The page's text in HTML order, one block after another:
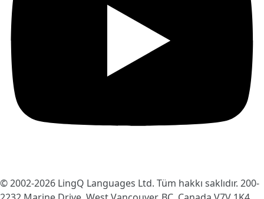
© 2002-2026 LingQ Languages Ltd. Tüm hakkı saklıdır. 200-